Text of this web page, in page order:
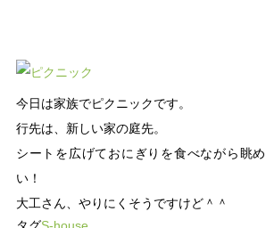
今日は家族でピクニックです。
行先は、新しい家の庭先。
シートを広げておにぎりを食べながら眺
い！
大工さん、やりにくそうですけど＾＾